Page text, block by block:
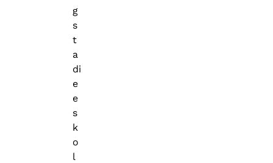
g
s
t
a
di
e
e
s
k
o
l